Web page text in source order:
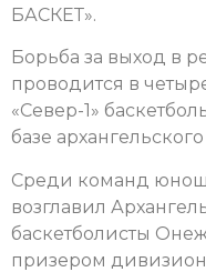
БАСКЕТ».
Борьба за выход в
проводится в
«Север-1»
базе
Среди команд
возглавил
баскетболисты
призером